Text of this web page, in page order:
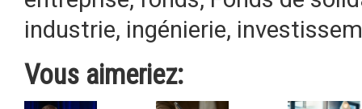
industrie, ingénierie,
Vous aimeriez: